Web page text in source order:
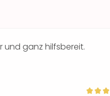
Mitarbeiter und ganz